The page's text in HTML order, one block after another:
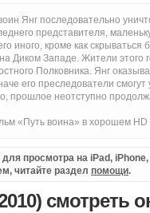
Янг последовательно
представителя,
иного, кроме как
Диком Западе. Жители
Полковника. Янг
его преследователи
прошлое неотступно
«Путь воина» в хорошем HD
просмотра на iPad,
читайте раздел помощи.
смотреть